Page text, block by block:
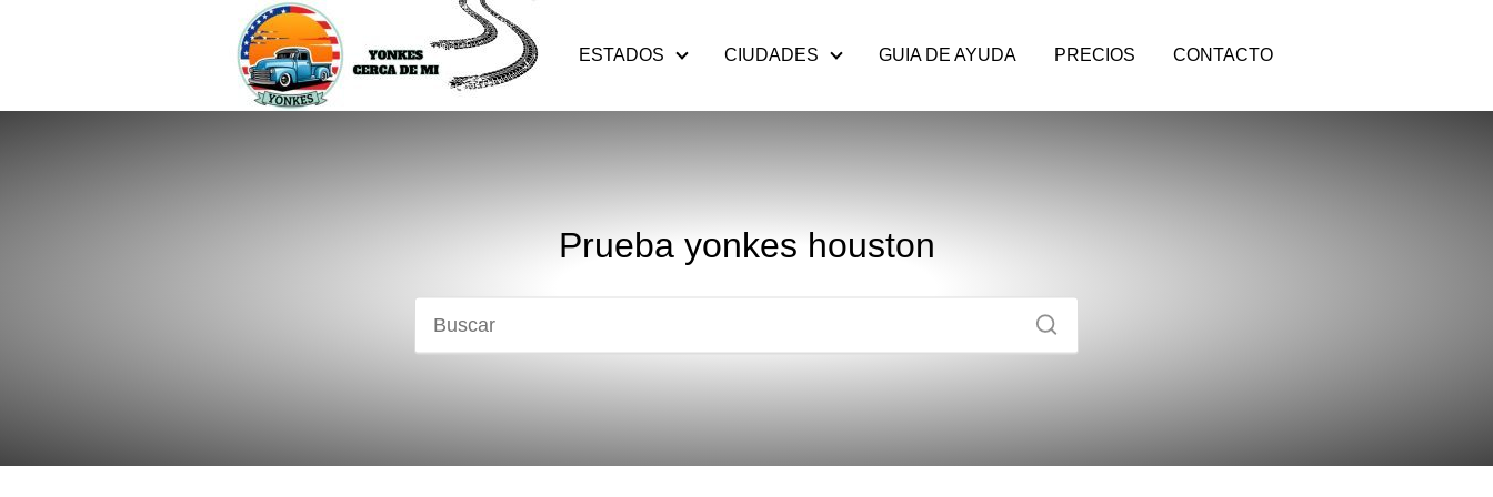
ESTADOS CIUDADES GUIA DE AYUDA PRECIOS CONTACTO
Prueba yonkes houston